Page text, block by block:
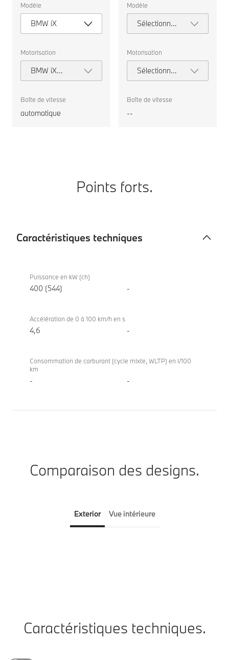
Modèle
BMW iX
Motorisation
BMW iX
xDrive60
Boîte de vitesse
automatique
Modèle
Sélectionner
un modèle
Motorisation
Sélectionner
la
Boîte de vitesse
--
Points forts.
Caractéristiques techniques
techniques
xDrive60
Puissance en kW (ch)
400 (544) -
Accélération de 0 à 100 km/h en s
4,6 -
Consommation de carburant (cycle mixte, WLTP) en l/100
km
- -
Comparaison des designs.
Exterior Vue intérieure
Caractéristiques techniques.